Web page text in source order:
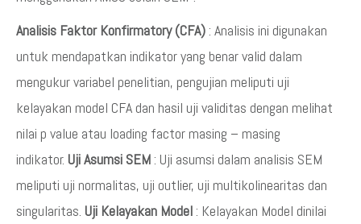
Analisis Faktor Konfirmatory (CFA) : Analisis ini digunakan
untuk mendapatkan indikator yang benar valid dalam
mengukur variabel penelitian, pengujian meliputi uji
kelayakan model CFA dan hasil uji validitas dengan melihat
nilai p value atau loading factor masing – masing
indikator. Uji Asumsi SEM : Uji asumsi dalam analisis SEM
meliputi uji normalitas, uji outlier, uji multikolinearitas dan
singularitas. Uji Kelayakan Model : Kelayakan Model dinilai